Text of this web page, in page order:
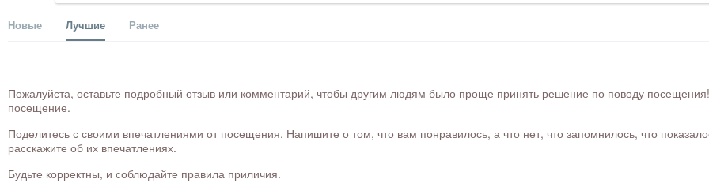
Новые Лучшие Ранее
Пожалуйста, оставьте подробный отзыв или комментарий, чтобы другим людям было проще принять решение по поводу посещения!
посещение.
Поделитесь с своими впечатлениями от посещения. Напишите о том, что вам понравилось, а что нет, что запомнилось, что
расскажите об их впечатлениях.
Будьте корректны, и соблюдайте правила приличия.